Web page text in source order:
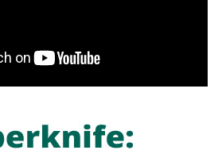
el proceso de